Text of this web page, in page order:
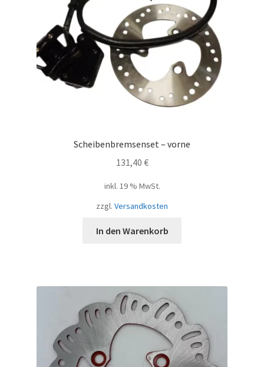
Scheibenbremsenset – vorne
131,40 €
inkl. 19 % MwSt.
zzgl. Versandkosten
In den Warenkorb